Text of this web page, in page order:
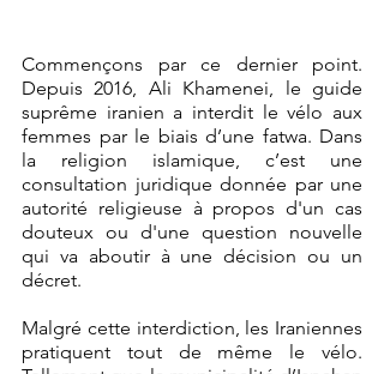
Commençons par ce dernier point.
Depuis 2016, Ali Khamenei, le guide
suprême iranien a interdit le vélo aux
femmes par le biais d’une fatwa. Dans
la religion islamique, c’est une
consultation juridique donnée par une
autorité religieuse à propos d'un cas
douteux ou d'une question nouvelle
qui va aboutir à une décision ou un
décret.
Malgré cette interdiction, les Iraniennes
pratiquent tout de même le vélo.